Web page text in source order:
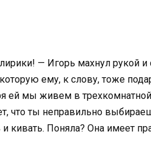
— Игорь махнул рукой и
которую ему, к слову, тоже
ей мы живем в
что ты неправильно
кивать. Поняла? Она имеет